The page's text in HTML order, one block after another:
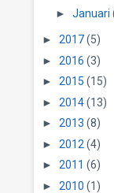
► Januari
► 2017(5)
► 2016 (3)
► 2015 (15)
► 2014(13)
► 2013 (8)
► 2012 (4)
► 2011 (6)
► 2010 (1)